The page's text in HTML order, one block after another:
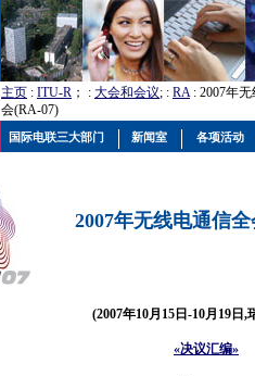
主页 : ITU-R ； : 大会和会议; : RA: 2007年
会(RA-07)
2007年无线电通信
(2007年10月15日-10月19日,
«决议汇编»
国际电联三大部门 新闻室 各项活动